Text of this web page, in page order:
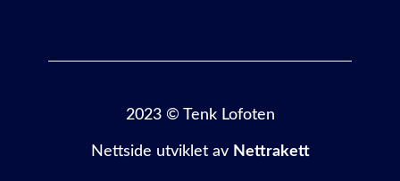
2023 © Tenk Lofoten
Nettside utviklet av Nettrakett